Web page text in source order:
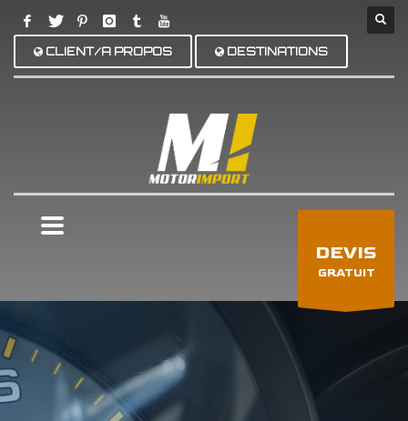
CLIENT/A PROPOS DESTINATIONS
DEVIS
GRATUIT